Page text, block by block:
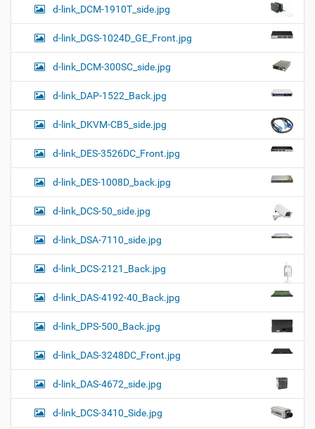
d-link_DCM-1910T_side.jpg
d-link_DGS-1024D_GE_Front.jpg
d-link_DCM-300SC_side.jpg
d-link_DAP-1522_Back.jpg
d-link_DKVM-CB5_side.jpg
d-link_DES-3526DC_Front.jpg
d-link_DES-1008D_back.jpg
d-link_DCS-50_side.jpg
d-link_DSA-7110_side.jpg
d-link_DCS-2121_Back.jpg
d-link_DAS-4192-40_Back.jpg
d-link_DPS-500_Back.jpg
d-link_DAS-3248DC_Front.jpg
d-link_DAS-4672_side.jpg
d-link_DCS-3410_Side.jpg